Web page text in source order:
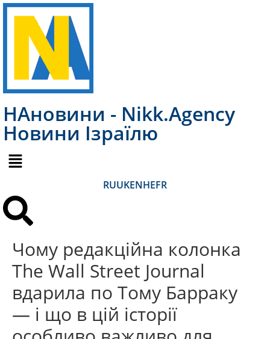
НАновини - Nikk.Agency
Новини Ізраїлю
RUUKENHEFR
Чому редакційна колонка
The Wall Street Journal
вдарила по Тому Барраку
— і що в цій історії